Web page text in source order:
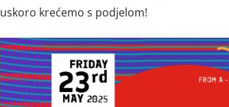
uskoro krećemo s podjelom!